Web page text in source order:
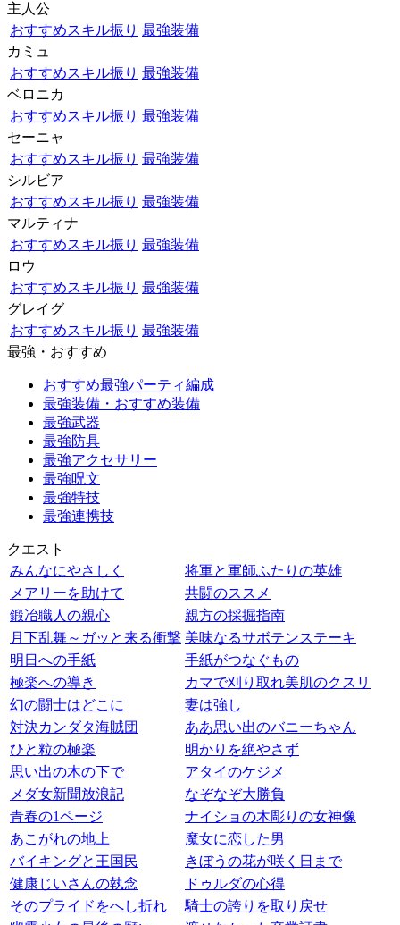
主人公
おすすめスキル振り 最強装備
カミュ
おすすめスキル振り 最強装備
ベロニカ
おすすめスキル振り 最強装備
セーニャ
おすすめスキル振り 最強装備
シルビア
おすすめスキル振り 最強装備
マルティナ
おすすめスキル振り 最強装備
ロウ
おすすめスキル振り 最強装備
グレイグ
おすすめスキル振り 最強装備
最強・おすすめ
おすすめ最強パーティ編成
最強装備・おすすめ装備
最強武器
最強防具
最強アクセサリー
最強呪文
最強特技
最強連携技
クエスト
みんなにやさしく
将軍と軍師ふたりの英雄
メアリーを助けて
共闘のススメ
鍛冶職人の親心
親方の採掘指南
月下乱舞～ガッと来る衝撃 美味なるサボテンステーキ
明日への手紙
手紙がつなぐもの
極楽への導き
カマで刈り取れ美肌のクスリ
幻の闘士はどこに
妻は強し
対決カンダタ海賊団
ああ思い出のバニーちゃん
ひと粒の極楽
明かりを絶やさず
思い出の木の下で
アタイのケジメ
メダ女新聞放浪記
なぞなぞ大勝負
青春の1ページ
ナイショの木彫りの女神像
あこがれの地上
魔女に恋した男
バイキングと王国民
きぼうの花が咲く日まで
健康じいさんの執念
ドゥルダの心得
そのプライドをへし折れ
騎士の誇りを取り戻せ